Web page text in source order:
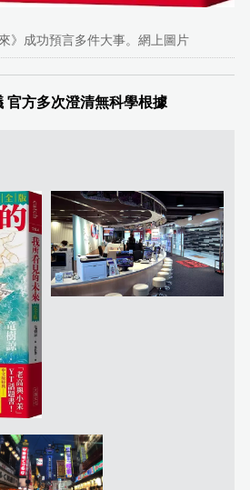
》成功預言多件大事。網上圖片
官方多次澄清無科學根據